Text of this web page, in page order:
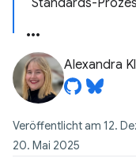
Standards-
Alexandra
Veröffentlicht am 12.
20. Mai 2025